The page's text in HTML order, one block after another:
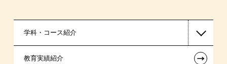
学科・コース紹介
国家公務員・地方公務員系
教育実績紹介 ←